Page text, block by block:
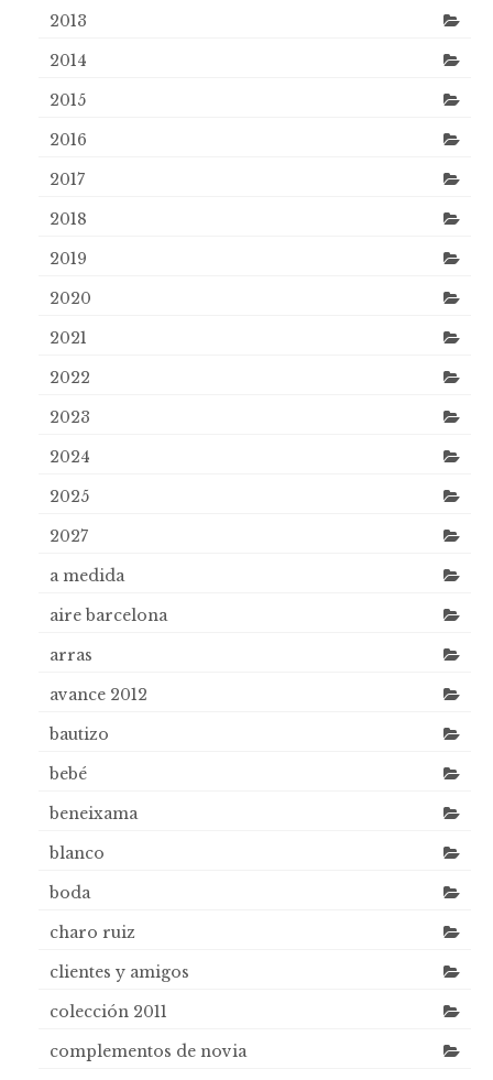
2013
2014
2015
2016
2017
2018
2019
2020
2021
2022
2023
2024
2025
2027
a medida
aire barcelona
arras
avance 2012
bautizo
bebé
beneixama
blanco
boda
charo ruiz
clientes y amigos
colección 2011
complementos de novia